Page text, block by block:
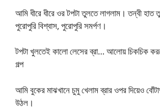
আমি ধীরে ধীরে ওর টপটা তুলতে লাগলাম। তন্বী হাত
পুরোপুরি বিশ্বাস, পুরোপুরি সমর্পণ।
টপটা খুলতেই কালো লেসের ব্রা… আলোয় চিকচিক
গল্প
আমি বুকের মাঝখানে চুমু খেলাম ব্রার ওপর দিয়েও
উঠল।